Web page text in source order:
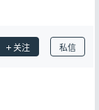
关注 私信